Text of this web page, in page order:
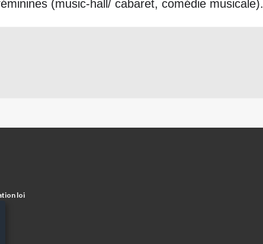
(music-hall/ cabaret, comédie musicale).
loi